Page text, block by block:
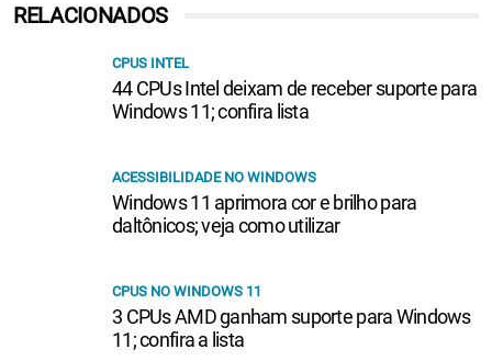
RELACIONADOS
CPUS INTEL
44 CPUs Intel deixam de receber suporte para
Windows 11; confira lista
ACESSIBILIDADE NO WINDOWS
Windows 11 aprimora cor e brilho para
daltônicos; veja como utilizar
CPUS NO WINDOWS 11
3 CPUs AMD ganham suporte para Windows
11; confira a lista